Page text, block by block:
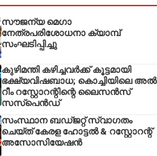
സൗജന്യ മെഗാ
നേത്രപരിശോധനാ ക്യാമ്പ്
സംഘടിപ്പിച്ചു
കുഴിമന്തി കഴിച്ചവർക്ക് കൂട്ടമായി
ഭക്ഷ്യവിഷബാധ; കൊച്ചിയിലെ അൽ
റീം റസ്റ്റോറന്റിന്റെ ലൈസൻസ്
സസ്പെൻഡ്
സംസ്ഥാന ബഡ്‌ജറ്റ് സ്വാഗതം
ചെയ്ത് കേരള ഹോട്ടൽ & റസ്റ്റോറന്റ്
അസോസിയേഷൻ